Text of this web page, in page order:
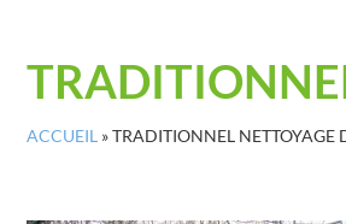
ACCUEIL »TRADITIONNEL NETTOYAGE